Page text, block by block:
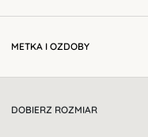
METKA I OZDOBY
DOBIERZ ROZMIAR